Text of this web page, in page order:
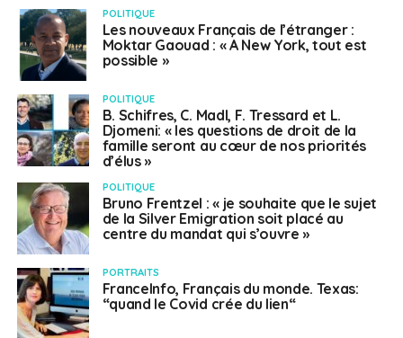
POLITIQUE
Les nouveaux Français de l’étranger :
Moktar Gaouad : « A New York, tout est
possible »
POLITIQUE
B. Schifres, C. Madl, F. Tressard et L.
Djomeni: « les questions de droit de la
famille seront au cœur de nos priorités
d’élus »
POLITIQUE
Bruno Frentzel : « je souhaite que le sujet
de la Silver Emigration soit placé au
centre du mandat qui s’ouvre »
PORTRAITS
FranceInfo, Français du monde. Texas:
“quand le Covid crée du lien“